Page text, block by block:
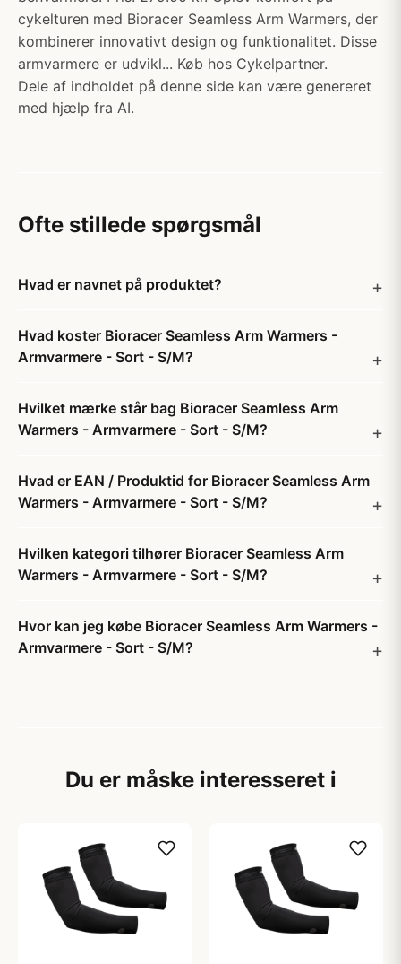
cykelturen med Bioracer Seamless Arm Warmers, der
kombinerer innovativt design og funktionalitet. Disse
armvarmere er udvikl... Køb hos Cykelpartner.
Dele af indholdet på denne side kan være genereret
med hjælp fra AI.
Ofte stillede spørgsmål
Hvad er navnet på produktet?
Hvad koster Bioracer Seamless Arm Warmers -
Armvarmere - Sort - S/M?
Hvilket mærke står bag Bioracer Seamless Arm
Warmers - Armvarmere - Sort - S/M?
Hvad er EAN / Produktid for Bioracer Seamless Arm
Warmers - Armvarmere - Sort - S/M?
Hvilken kategori tilhører Bioracer Seamless Arm
Warmers - Armvarmere - Sort - S/M?
Hvor kan jeg købe Bioracer Seamless Arm Warmers -
Armvarmere - Sort - S/M?
Du er måske interesseret i